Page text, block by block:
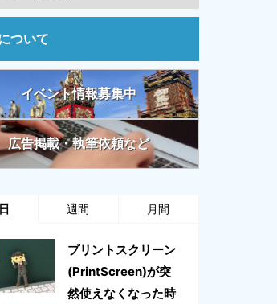
ついて
イベント情報募集中
広告掲載・執筆依頼など
週間 月間
プリントスクリーン
(PrintScreen)が突
然使えなくなった時